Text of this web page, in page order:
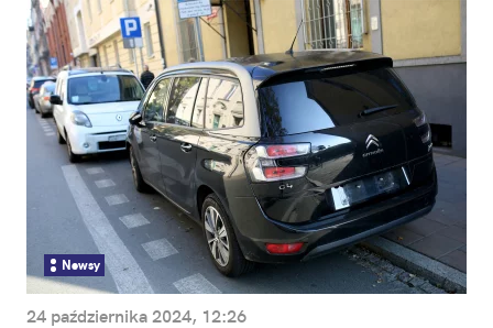
Newsy
24 października 2024, 12:26